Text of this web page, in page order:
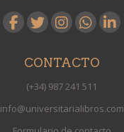
CONTACTO
(+34) 987 241 511
info@universitarialibros.com